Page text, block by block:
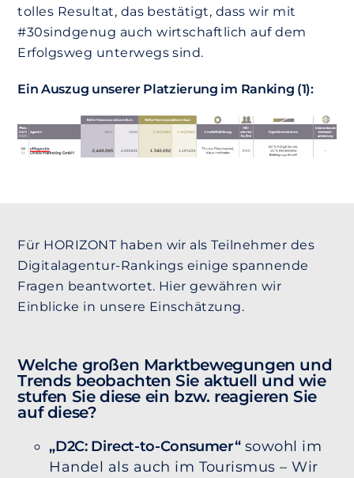
tolles Resultat, das bestätigt, dass wir mit
#30sindgenug auch wirtschaftlich auf dem
Erfolgsweg unterwegs sind.
Ein Auszug unserer Platzierung im Ranking (1):
Für HORIZONT haben wir als Teilnehmer des
Digitalagentur-Rankings einige spannende
Fragen beantwortet. Hier gewähren wir
Einblicke in unsere Einschätzung.
Welche großen Marktbewegungen und
Trends beobachten Sie aktuell und wie
stufen Sie diese ein bzw. reagieren Sie
auf diese?
„D2C: Direct-to-Consumer“sowohl im
Handel als auch im Tourismus – Wir